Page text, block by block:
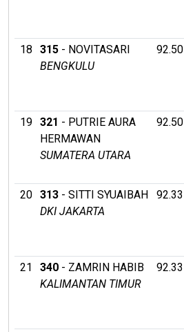
18
315 - NOVITASARI
BENGKULU
92.50
19
321 - PUTRIE AURA
HERMAWAN
SUMATERA UTARA
92.50
20
313 - SITTI SYUAIBAH
DKI JAKARTA
92.33
21
340 - ZAMRIN HABIB
KALIMANTAN TIMUR
92.33